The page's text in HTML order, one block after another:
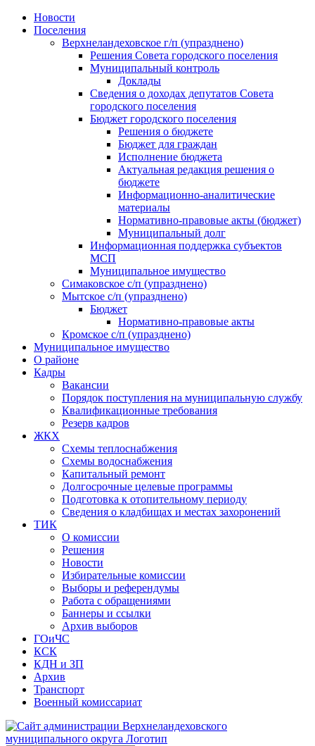
Skip
Новости
Поселения
Верхнеландеховское г/п (упразднено)
Решения Совета городского поселения
Муниципальный контроль
Доклады
Сведения о доходах депутатов Совета
городского поселения
Бюджет городского поселения
Решения о бюджете
Бюджет для граждан
Исполнение бюджета
Актуальная редакция решения о
бюджете
Информационно-аналитические
материалы
Нормативно-правовые акты (бюджет)
Муниципальный долг
Информационная поддержка субъектов
МСП
Муниципальное имущество
Симаковское с/п (упразднено)
Мытское с/п (упразднено)
Бюджет
Нормативно-правовые акты
Кромское с/п (упразднено)
Муниципальное имущество
О районе
Кадры
Вакансии
Порядок поступления на муниципальную службу
Квалификационные требования
Резерв кадров
ЖКХ
Схемы теплоснабжения
Схемы водоснабжения
Капитальный ремонт
Долгосрочные целевые программы
Подготовка к отопительному периоду
Сведения о кладбищах и местах захоронений
ТИК
О комиссии
Решения
Новости
Избирательные комиссии
Выборы и референдумы
Работа с обращениями
Баннеры и ссылки
Архив выборов
ГОиЧС
КСК
КДН и ЗП
Архив
Транспорт
Военный комиссариат